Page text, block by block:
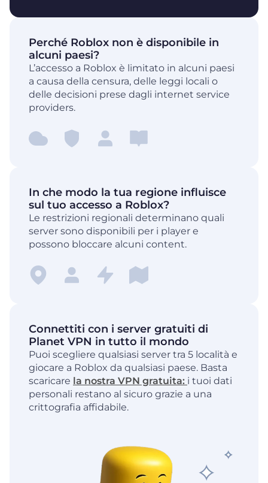
Perché Roblox non è disponibile in
alcuni paesi?
L’accesso a Roblox è limitato in alcuni paesi
a causa della censura, delle leggi locali o
delle decisioni prese dagli internet service
providers.
In che modo la tua regione influisce
sul tuo accesso a Roblox?
Le restrizioni regionali determinano quali
server sono disponibili per i player e
possono bloccare alcuni content.
Connettiti con i server gratuiti di
Planet VPN in tutto il mondo
Puoi scegliere qualsiasi server tra 5 località e
giocare a Roblox da qualsiasi paese. Basta
scaricare la nostra VPN gratuita: i tuoi dati
personali restano al sicuro grazie a una
crittografia affidabile.